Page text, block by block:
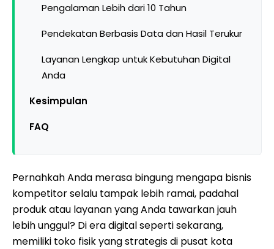
Pengalaman Lebih dari 10 Tahun
Pendekatan Berbasis Data dan Hasil Terukur
Layanan Lengkap untuk Kebutuhan Digital
Anda
Kesimpulan
FAQ
Pernahkah Anda merasa bingung mengapa bisnis
kompetitor selalu tampak lebih ramai, padahal
produk atau layanan yang Anda tawarkan jauh
lebih unggul? Di era digital seperti sekarang,
memiliki toko fisik yang strategis di pusat kota